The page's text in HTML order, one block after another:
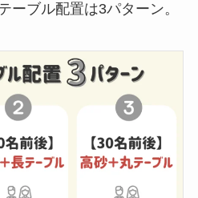
ーブル配置は3パターン。